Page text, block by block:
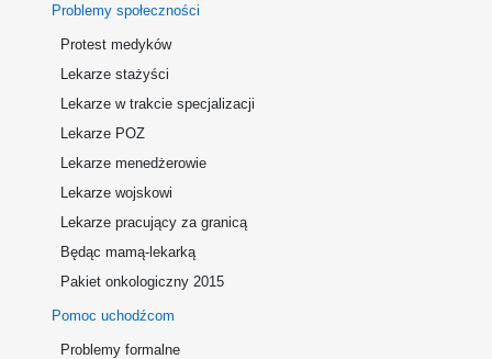
Problemy społeczności
Protest medyków
Lekarze stażyści
Lekarze w trakcie specjalizacji
Lekarze POZ
Lekarze menedżerowie
Lekarze wojskowi
Lekarze pracujący za granicą
Będąc mamą-lekarką
Pakiet onkologiczny 2015
Pomoc uchodźcom
Problemy formalne